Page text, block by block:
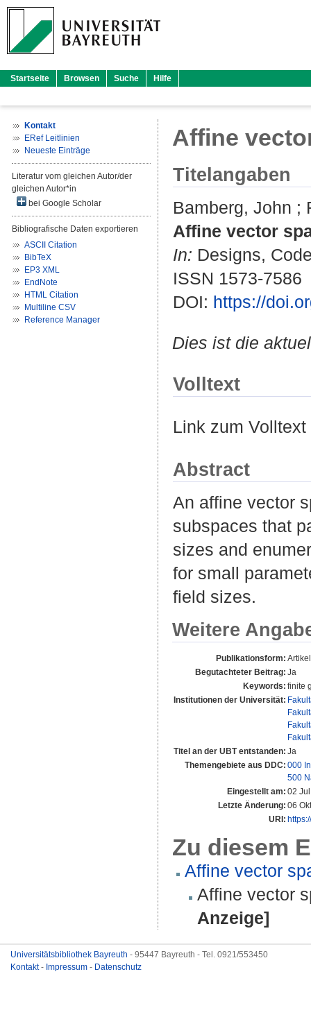
Startseite Browsen Suche Hilfe
Kontakt
ERef Leitlinien
Neueste Einträge
Literatur vom gleichen Autor/der
gleichen Autor*in
bei Google Scholar
Bibliografische Daten exportieren
ASCII Citation
BibTeX
EP3 XML
EndNote
HTML Citation
Multiline CSV
Reference Manager
Affine
Titelangaben
Bamberg, John ;
Affine vector
In: Designs,
ISSN 1573-7586
DOI: https://
Dies ist die
Volltext
Link zum
Abstract
An affine vector
subspaces that
sizes and
for small
field sizes.
Weitere
Publikationsform:
Begutachteter Beitrag: Ja
Keywords: finite
Institutionen der Universität:
Titel an der UBT entstanden: Ja
Themengebiete aus DDC: 000
500
Eingestellt am: 02
Letzte Änderung: 06
URI:
Zu diesem
Affine vector
Affine vector
Anzeige]
Universitätsbibliothek Bayreuth - 95447 Bayreuth - Tel. 0921/553450
Kontakt- Impressum - Datenschutz